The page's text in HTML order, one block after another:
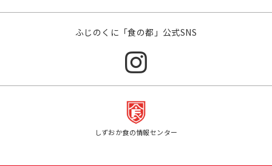
しずおか食の情報センター
ふじのくに「食の都」公式SNS